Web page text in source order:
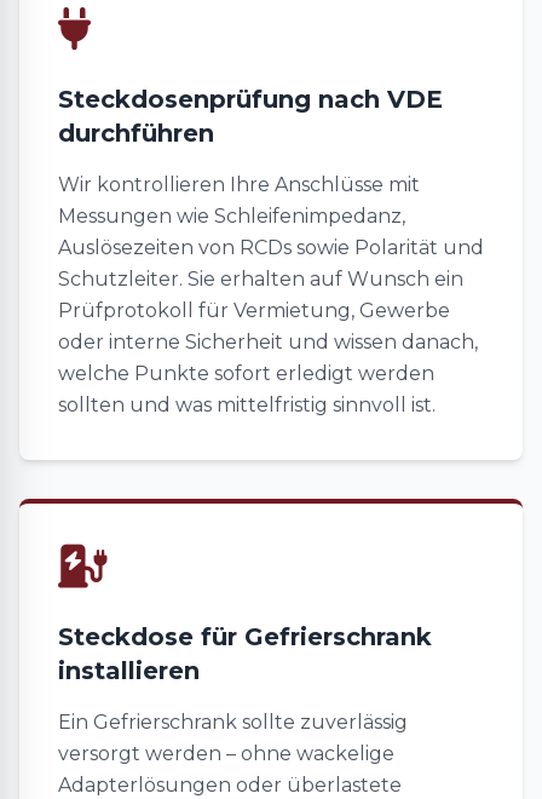
Steckdosenprüfung nach VDE
durchführen
Wir kontrollieren Ihre Anschlüsse mit
Messungen wie Schleifenimpedanz,
Auslösezeiten von RCDs sowie Polarität und
Schutzleiter. Sie erhalten auf Wunsch ein
Prüfprotokoll für Vermietung, Gewerbe
oder interne Sicherheit und wissen danach,
welche Punkte sofort erledigt werden
sollten und was mittelfristig sinnvoll ist.
Steckdose für Gefrierschrank
installieren
Ein Gefrierschrank sollte zuverlässig
versorgt werden – ohne wackelige
Adapterlösungen oder überlastete